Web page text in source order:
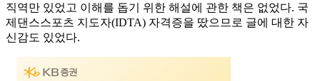
직역만 있었고 이해를 돕기 위한 해설에 관한 책은 없었다. 국
제댄스스포츠 지도자(IDTA) 자격증을 땄으므로 글에 대한 자
신감도 있었다.